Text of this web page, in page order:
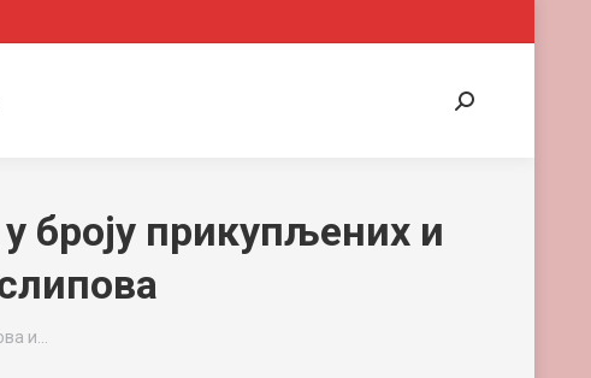
Search:
броју прикупљених и
и…